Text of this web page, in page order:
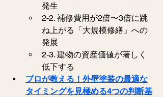
発生
2-2. 補修費用が2倍〜3倍に跳
ね上がる「大規模修繕」への
発展
2-3. 建物の資産価値が著しく
低下する
プロが教える！外壁塗装の最適な
タイミングを見極める4つの判断基